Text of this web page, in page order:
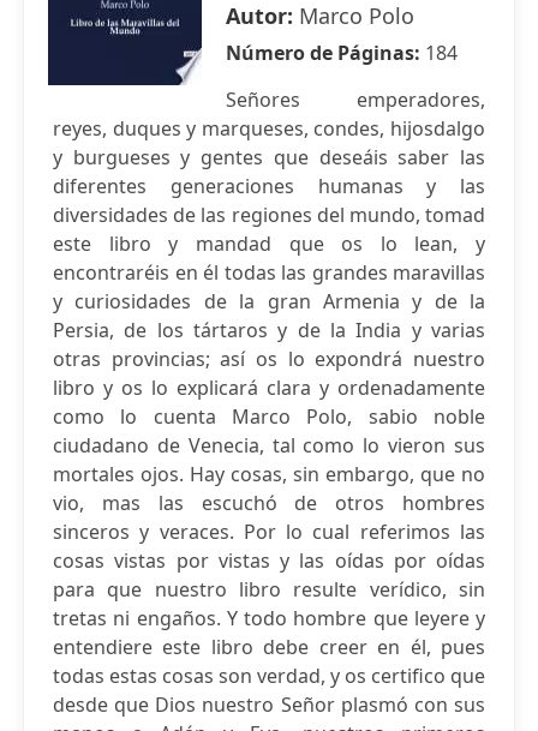
Autor: Marco Polo
Número de Páginas: 184
Señores emperadores,
reyes, duques y marqueses, condes, hijosdalgo
y burgueses y gentes que deseáis saber las
diferentes generaciones humanas y las
diversidades de las regiones del mundo, tomad
este libro y mandad que os lo lean, y
encontraréis en él todas las grandes maravillas
y curiosidades de la gran Armenia y de la
Persia, de los tártaros y de la India y varias
otras provincias; así os lo expondrá nuestro
libro y os lo explicará clara y ordenadamente
como lo cuenta Marco Polo, sabio noble
ciudadano de Venecia, tal como lo vieron sus
mortales ojos. Hay cosas, sin embargo, que no
vio, mas las escuchó de otros hombres
sinceros y veraces. Por lo cual referimos las
cosas vistas por vistas y las oídas por oídas
para que nuestro libro resulte verídico, sin
tretas ni engaños. Y todo hombre que leyere y
entendiere este libro debe creer en él, pues
todas estas cosas son verdad, y os certifico que
desde que Dios nuestro Señor plasmó con sus